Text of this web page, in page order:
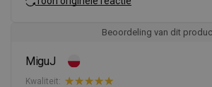
Beoordeling van dit
MiguJ
Kwaliteit: